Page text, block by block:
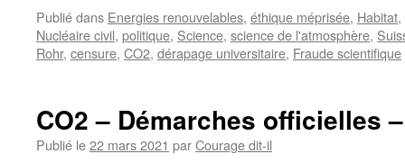
Publié dans Energies renouvelables, éthique méprisée, Habitat,
Nucléaire civil, politique, Science, science de l'atmosphère,
Rohr, censure, CO2, dérapage universitaire, Fraude scientifique
CO2 – Démarches officielles
Publié le22 mars 2021 parCourage dit-il